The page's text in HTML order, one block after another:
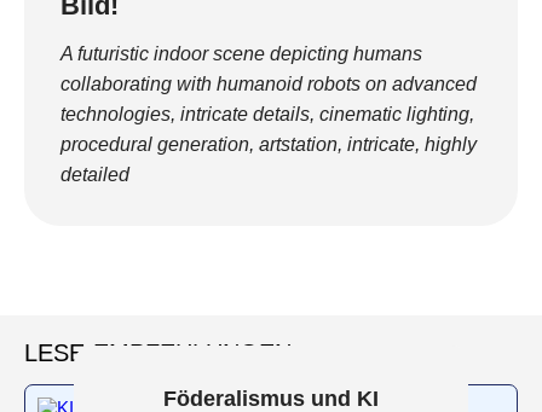
A futuristic indoor scene depicting humans
collaborating with humanoid robots on advanced
technologies, intricate details, cinematic lighting,
procedural generation, artstation, intricate, highly
detailed
LESE-EMPFEHLUNGEN
Föderalismus und KI